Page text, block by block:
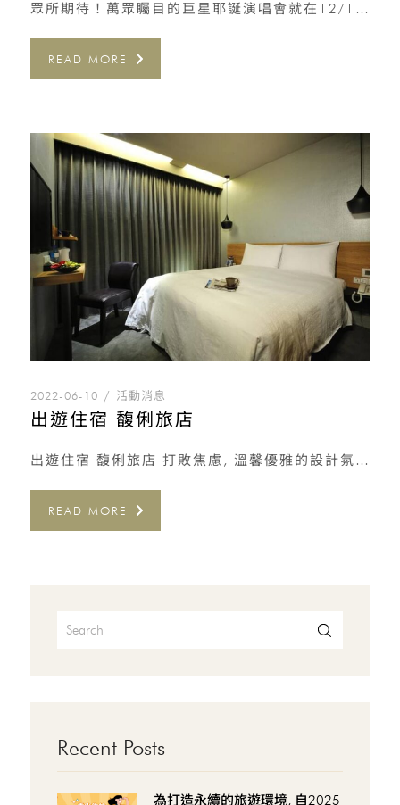
眾所期待！萬眾矚目的巨星耶誕演唱會就在12/10-12/11啦！ 你/妳最喜歡哪一組演出嘉賓呢？ 快來替你/妳 […]
READ MORE
2022-06-10 活動消息
出遊住宿 馥俐旅店
出遊住宿 馥俐旅店 打敗焦慮, 溫馨優雅的設計氛圍幫您減壓, 馥俐 提供最安心的住宿。 地址: 新北市板橋區東 […]
READ MORE
Recent Posts
為打造永續的旅遊環境, 自2025